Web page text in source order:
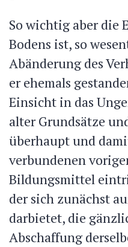
So wichtig aber die
Bodens ist, so
Abänderung des
er ehemals
Einsicht in das
alter Grundsätze
überhaupt und
verbundenen
Bildungsmittel
der sich zunächst
darbietet, die
Abschaffung